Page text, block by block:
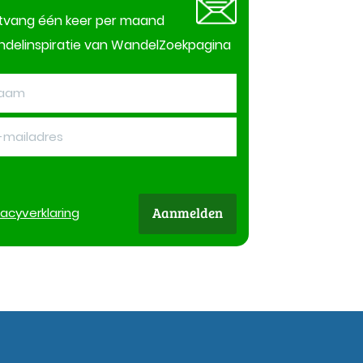
één keer per maand
van WandelZoekpagina
verklaring Aanmelden